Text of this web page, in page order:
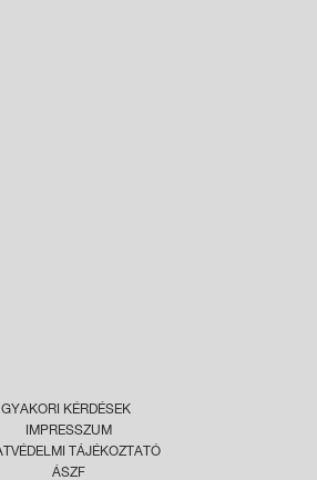
GYAKORI KÉRDÉSEK
IMPRESSZUM
TÁJÉKOZTATÓ
ÁSZF